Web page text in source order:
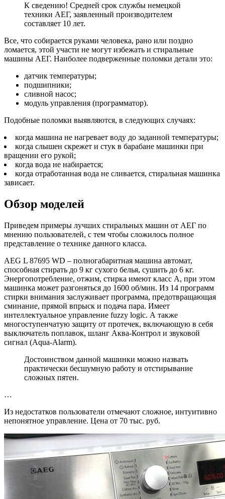
К сведению! Средней срок службы немецкой
техники АЕГ, заявленный производителем
составляет 10 лет.
Все, что собирается руками человека, рано или поздно
ломается, этой участи не могут избежать и стиральные
машины АЕГ. Наиболее подверженные поломки детали это:
датчик температуры;
подшипники;
сливной насос;
модуль управления (программатор).
Подобные поломки выявляются, в следующих случаях:
когда машина не нагревает воду до заданной температуры;
когда слышен скрежет и стук в барабане машинки при
вращении его рукой;
когда вода не набирается;
когда отработанная вода не сливается, стиральная машинка
зависает.
Обзор моделей
Приведем примеры лучших стиральных машин от АЕГ по
мнению пользователей, с тем чтобы сложилось полное
представление о технике данного класса.
AEG L 87695 WD – полногабаритная машина автомат,
способная стирать до 9 кг сухого белья, сушить до 6 кг.
Энергопотребление, отжим, стирка имеют класс А, при этом
машинка может разгоняться до 1600 об/мин. Из 14 программ
стирки внимания заслуживает программа, предотвращающая
сминание, прямой впрыск и подача пара. Имеет
интеллектуальное управление fuzzy logic. А также
многоступенчатую защиту от протечек, включающую в себя
выключатель поплавок, шланг Аква-Контрол и звуковой
сигнал (Aqua-Alarm).
Достоинством данной машинки можно назвать
практически бесшумную работу и отстирывание
сложных пятен.
…
Из недостатков пользователи отмечают сложное, интуитивно
непонятное управление. Цена от 70 тыс. руб.